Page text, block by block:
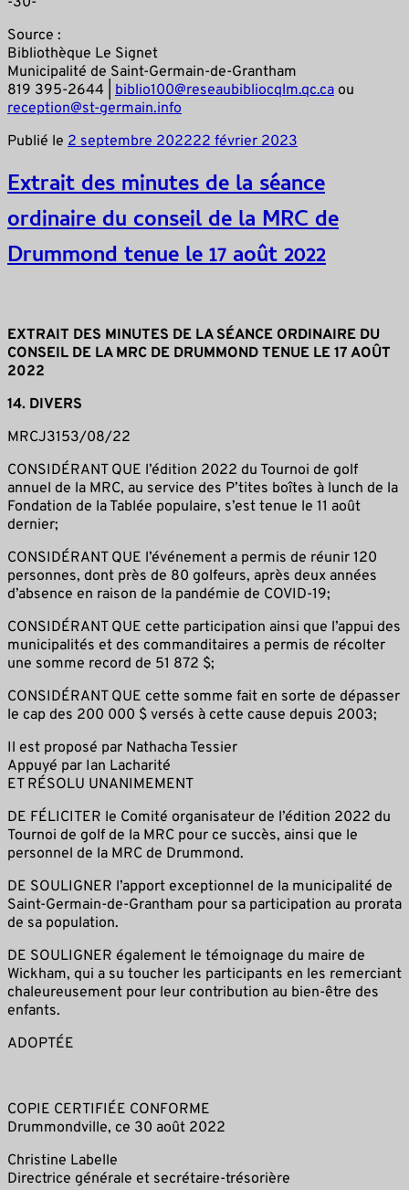
Source :
Bibliothèque Le Signet
Municipalité de Saint-Germain-de-Grantham
819 395-2644 | biblio100@reseaubibliocqlm.qc.ca ou
reception@st-germain.info
Publié le 2 septembre 202222 février 2023
Extrait des minutes de la séance
ordinaire du conseil de la MRC de
Drummond tenue le 17 août 2022
EXTRAIT DES MINUTES DE LA SÉANCE ORDINAIRE DU
CONSEIL DE LA MRC DE DRUMMOND TENUE LE 17 AOÛT
2022
14. DIVERS
MRCJ3153/08/22
CONSIDÉRANT QUE l’édition 2022 du Tournoi de golf
annuel de la MRC, au service des P’tites boîtes à lunch de la
Fondation de la Tablée populaire, s’est tenue le 11 août
dernier;
CONSIDÉRANT QUE l’événement a permis de réunir 120
personnes, dont près de 80 golfeurs, après deux années
d’absence en raison de la pandémie de COVID-19;
CONSIDÉRANT QUE cette participation ainsi que l’appui des
municipalités et des commanditaires a permis de récolter
une somme record de 51 872 $;
CONSIDÉRANT QUE cette somme fait en sorte de dépasser
le cap des 200 000 $ versés à cette cause depuis 2003;
Il est proposé par Nathacha Tessier
Appuyé par Ian Lacharité
ET RÉSOLU UNANIMEMENT
DE FÉLICITER le Comité organisateur de l’édition 2022 du
Tournoi de golf de la MRC pour ce succès, ainsi que le
personnel de la MRC de Drummond.
DE SOULIGNER l’apport exceptionnel de la municipalité de
Saint-Germain-de-Grantham pour sa participation au prorata
de sa population.
DE SOULIGNER également le témoignage du maire de
Wickham, qui a su toucher les participants en les remerciant
chaleureusement pour leur contribution au bien-être des
enfants.
ADOPTÉE
COPIE CERTIFIÉE CONFORME
Drummondville, ce 30 août 2022
Christine Labelle
Directrice générale et secrétaire-trésorière